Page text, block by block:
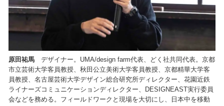
原田祐馬デザイナー。UMA/design farm代表、どく社共同代表。京都
市立芸術大学客員教授、秋田公立美術大学客員教授、京都精華大学客
員教授、名古屋芸術大学デザイン総合研究所ディレクター、花園近鉄
ライナーズコミュニケーションディレクター、DESIGNEAST実行委員
会などを務める。フィールドワークと現場を大切にし、日本中を移動